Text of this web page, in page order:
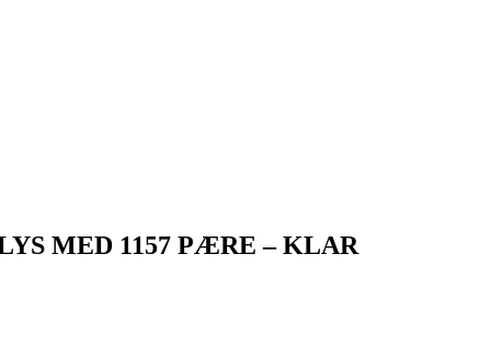
MED 1157 PÆRE – KLAR